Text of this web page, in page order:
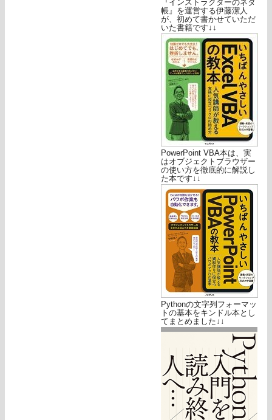
『インストラクターのネタ
帳』を運営する伊藤潔人
が、初めて書かせていただ
いた書籍です↓↓
PowerPoint VBA本は、実
はオブジェクトブラウザー
の使い方を徹底的に解説し
た本です↓↓
Pythonの文字列フォーマッ
トの基本をキンドル本とし
てまとめました↓↓